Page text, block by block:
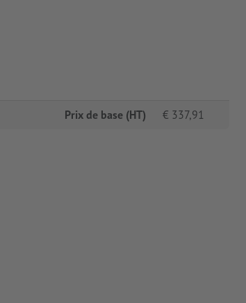
Prix de base (HT) € 337,91